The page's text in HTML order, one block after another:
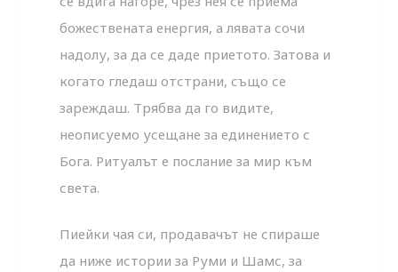
божествената енергия, а лявата сочи
надолу, за да се даде приетото. Затова и
когато гледаш отстрани, също се
зареждаш. Трябва да го видите,
неописуемо усещане за единението с
Бога. Ритуалът е послание за мир към
света.
Пиейки чая си, продавачът не спираше
да ниже истории за Руми и Шамс, за